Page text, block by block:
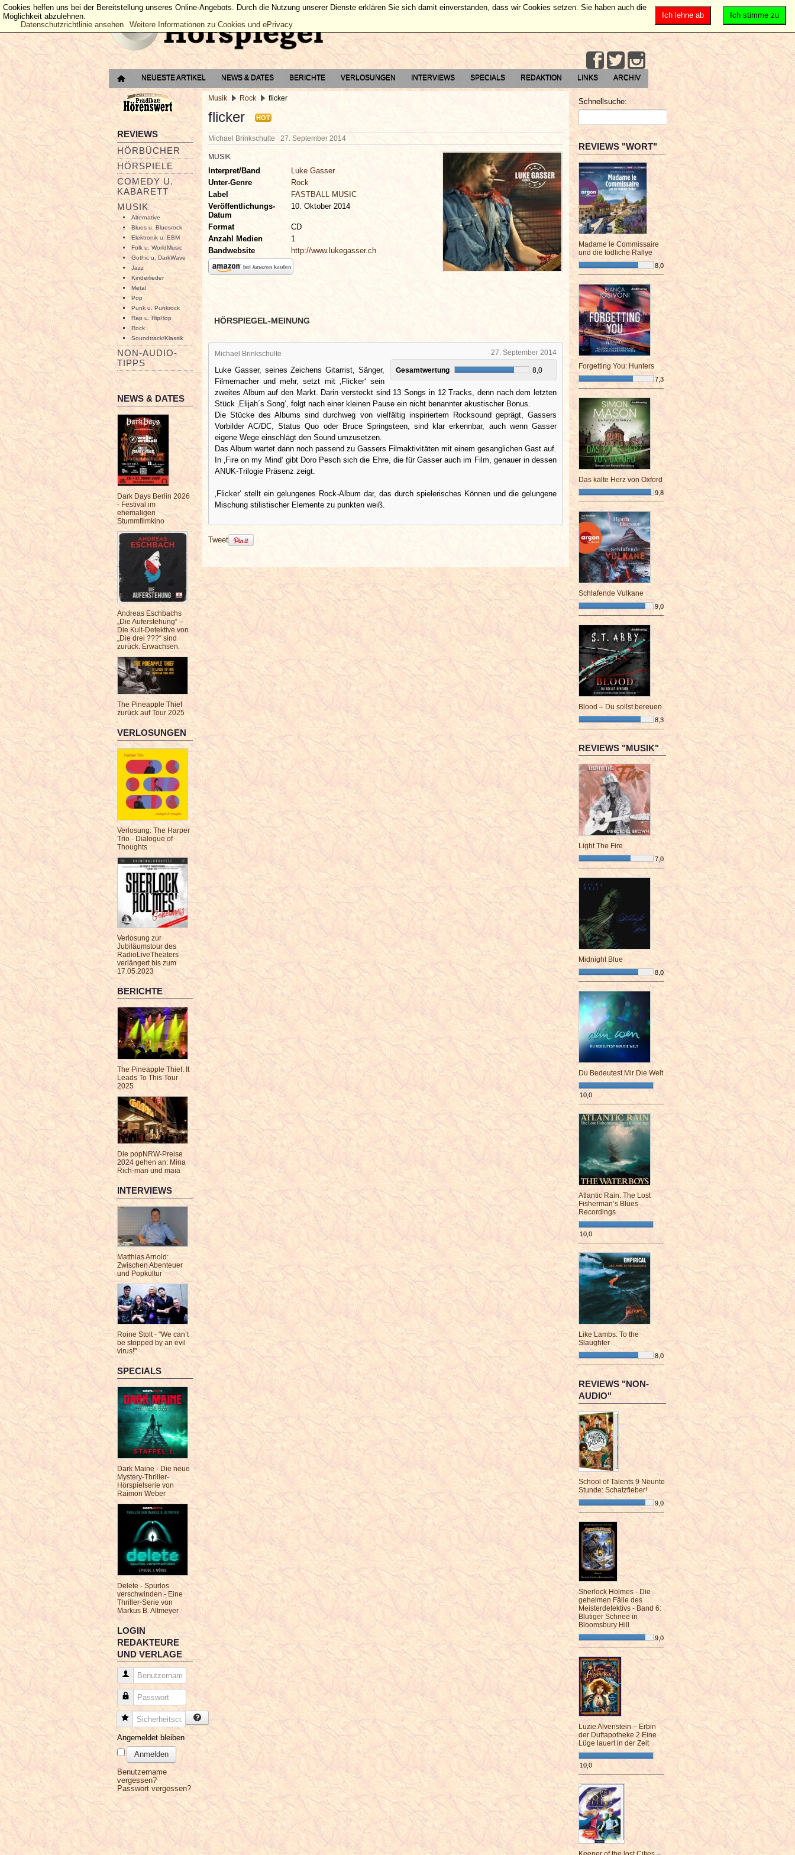
NEUESTE ARTIKEL NEWS & DATES BERICHTE VERLOSUNGEN INTERVIEWS SPECIALS REDAKTION LINKS ARCHIV
REVIEWS
HÖRBÜCHER
HÖRSPIELE
COMEDY U.
KABARETT
MUSIK
Alternative
Blues u. Bluesrock
Elektronik u. EBM
Folk u. WorldMusic
Gothic u. DarkWave
Jazz
Kinderlieder
Metal
Pop
Punk u. Punkrock
Rap u. HipHop
Rock
Soundtrack/Klassik
NON-AUDIO-
TIPPS
NEWS & DATES
Dark Days Berlin 2026
- Festival im
ehemaligen
Stummfilmkino
Andreas Eschbachs
„Die Auferstehung“ –
Die Kult-Detektive von
„Die drei ???“ sind
zurück. Erwachsen.
The Pineapple Thief
zurück auf Tour 2025
VERLOSUNGEN
Verlosung: The Harper
Trio - Dialogue of
Thoughts
Verlosung zur
Jubiläumstour des
RadioLiveTheaters
verlängert bis zum
17.05.2023
BERICHTE
The Pineapple Thief: It
Leads To This Tour
2025
Die popNRW-Preise
2024 gehen an: Mina
Rich-man und maïa
INTERVIEWS
Matthias Arnold:
Zwischen Abenteuer
und Popkultur
Roine Stolt - "We can’t
be stopped by an evil
virus!"
SPECIALS
Dark Maine - Die neue
Mystery-Thriller-
Hörspielserie von
Raimon Weber
Delete - Spurlos
verschwinden - Eine
Thriller-Serie von
Markus B. Altmeyer
LOGIN
REDAKTEURE
UND VERLAGE
Benutzername
Passwort
Sicherheitscode
Angemeldet bleiben
Anmelden
Benutzername
vergessen?
Passwort vergessen?
Musik Rock flicker
flicker HOT
Michael Brinkschulte 27. September 2014
MUSIK
Interpret/Band
Luke Gasser
Unter-Genre
Rock
Label
FASTBALL MUSIC
Veröffentlichungs-
Datum
10. Oktober 2014
Format
CD
Anzahl Medien
1
Bandwebsite
http://www.lukegasser.ch
HÖRSPIEGEL-MEINUNG
27. September 2014
Michael Brinkschulte
Gesamtwertung 8,0
Luke Gasser, seines Zeichens Gitarrist, Sänger,
Filmemacher und mehr, setzt mit ‚Flicker‘ sein
zweites Album auf den Markt. Darin versteckt sind 13 Songs in 12 Tracks, denn nach dem letzten
Stück ‚Elijah´s Song‘, folgt nach einer kleinen Pause ein nicht benannter akustischer Bonus.
Die Stücke des Albums sind durchweg von vielfältig inspiriertem Rocksound geprägt, Gassers
Vorbilder AC/DC, Status Quo oder Bruce Springsteen, sind klar erkennbar, auch wenn Gasser
eigene Wege einschlägt den Sound umzusetzen.
Das Album wartet dann noch passend zu Gassers Filmaktivitäten mit einem gesanglichen Gast auf.
In ‚Fire on my Mind‘ gibt Doro Pesch sich die Ehre, die für Gasser auch im Film, genauer in dessen
ANUK-Trilogie Präsenz zeigt.
‚Flicker‘ stellt ein gelungenes Rock-Album dar, das durch spielerisches Können und die gelungene
Mischung stilistischer Elemente zu punkten weiß.
Tweet
Schnellsuche:
REVIEWS "WORT"
Madame le Commissaire
und die tödliche Rallye
8,0
¯¯¯¯¯¯¯¯¯¯¯¯¯¯¯¯¯¯¯¯¯¯¯¯
Forgetting You: Hunters
7,3
¯¯¯¯¯¯¯¯¯¯¯¯¯¯¯¯¯¯¯¯¯¯¯¯
Das kalte Herz von Oxford
9,8
¯¯¯¯¯¯¯¯¯¯¯¯¯¯¯¯¯¯¯¯¯¯¯¯
Schlafende Vulkane
9,0
¯¯¯¯¯¯¯¯¯¯¯¯¯¯¯¯¯¯¯¯¯¯¯¯
Blood – Du sollst bereuen
8,3
¯¯¯¯¯¯¯¯¯¯¯¯¯¯¯¯¯¯¯¯¯¯¯¯
REVIEWS "MUSIK"
Light The Fire
7,0
¯¯¯¯¯¯¯¯¯¯¯¯¯¯¯¯¯¯¯¯¯¯¯¯
Midnight Blue
8,0
¯¯¯¯¯¯¯¯¯¯¯¯¯¯¯¯¯¯¯¯¯¯¯¯
Du Bedeutest Mir Die Welt
10,0
¯¯¯¯¯¯¯¯¯¯¯¯¯¯¯¯¯¯¯¯¯¯¯¯
Atlantic Rain: The Lost
Fisherman’s Blues
Recordings
10,0
¯¯¯¯¯¯¯¯¯¯¯¯¯¯¯¯¯¯¯¯¯¯¯¯
Like Lambs: To the
Slaughter
8,0
¯¯¯¯¯¯¯¯¯¯¯¯¯¯¯¯¯¯¯¯¯¯¯¯
REVIEWS "NON-
AUDIO"
School of Talents 9 Neunte
Stunde: Schatzfieber!
9,0
¯¯¯¯¯¯¯¯¯¯¯¯¯¯¯¯¯¯¯¯¯¯¯¯
Sherlock Holmes - Die
geheimen Fälle des
Meisterdetektivs - Band 6:
Blutiger Schnee in
Bloomsbury Hill
9,0
¯¯¯¯¯¯¯¯¯¯¯¯¯¯¯¯¯¯¯¯¯¯¯¯
Luzie Alvenstein – Erbin
der Duftapotheke 2 Eine
Lüge lauert in der Zeit
10,0
¯¯¯¯¯¯¯¯¯¯¯¯¯¯¯¯¯¯¯¯¯¯¯¯
Ich stimme zu
Ich lehne ab
Cookies helfen uns bei der Bereitstellung unseres Online-Angebots. Durch die Nutzung unserer Dienste erklären Sie sich damit einverstanden, dass wir Cookies setzen. Sie haben auch die
Möglichkeit abzulehnen.
Datenschutzrichtlinie ansehen
Weitere Informationen zu Cookies und ePrivacy